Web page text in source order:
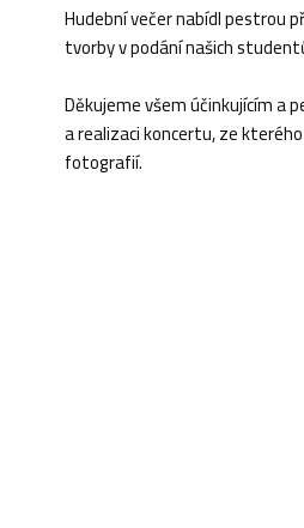
Hudební večer nabídl pestrou
tvorby v podání našich
Děkujeme všem účinkujícím a
a realizaci koncertu, ze
fotografií.